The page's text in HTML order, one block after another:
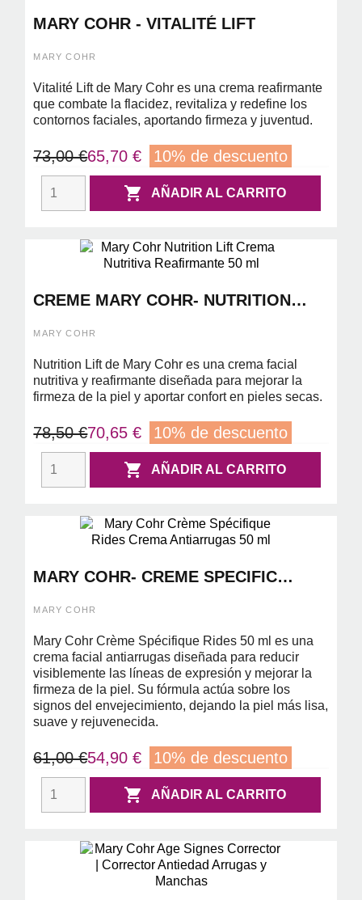
MARY COHR - VITALITÉ LIFT
MARY COHR
Vitalité Lift de Mary Cohr es una crema reafirmante
que combate la flacidez, revitaliza y redefine los
contornos faciales, aportando firmeza y juventud.
73,00 €65,70 € 10% de descuento
 AÑADIR AL CARRITO
CREME MARY COHR- NUTRITION
REAFIRMANTE)
MARY COHR
Nutrition Lift de Mary Cohr es una crema facial
nutritiva y reafirmante diseñada para mejorar la
firmeza de la piel y aportar confort en pieles secas.
78,50 €70,65 € 10% de descuento
 AÑADIR AL CARRITO
MARY COHR- CREME SPECIFIC
MARY COHR
Mary Cohr Crème Spécifique Rides 50 ml es una
crema facial antiarrugas diseñada para reducir
visiblemente las líneas de expresión y mejorar la
firmeza de la piel. Su fórmula actúa sobre los
signos del envejecimiento, dejando la piel más lisa,
suave y rejuvenecida.
61,00 €54,90 € 10% de descuento
 AÑADIR AL CARRITO